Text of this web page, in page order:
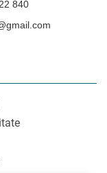
840